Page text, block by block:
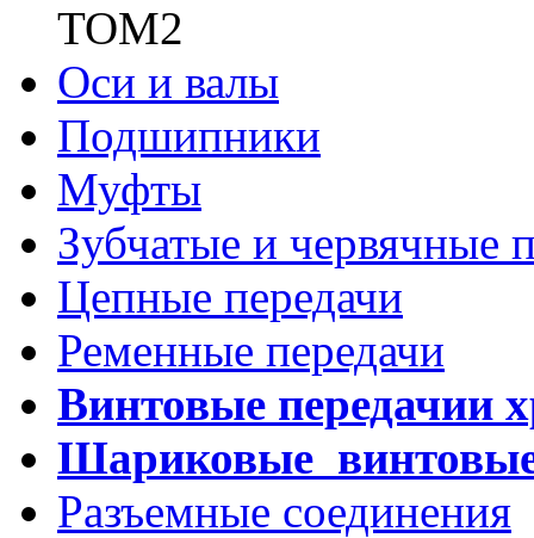
ТОМ2
Оси и валы
Подшипники
Муфты
Зубчатые и червячные
Цепные передачи
Ременные передачи
Винтовые передачии
Шариковые
Разъемные соединения